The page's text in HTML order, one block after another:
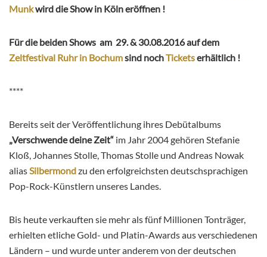
Munkwird die Show in Köln eröffnen !
Für die beiden Shows am 29. & 30.08.2016 auf dem
Zeltfestival Ruhr in Bochumsind nochTicketserhältlich !
****
Bereits seit der Veröffentlichung ihres Debütalbums
„Verschwende deine Zeit“ im Jahr 2004 gehören Stefanie
Kloß, Johannes Stolle, Thomas Stolle und Andreas Nowak
aliasSilbermondzu den erfolgreichsten deutschsprachigen
Pop-Rock-Künstlern unseres Landes.
Bis heute verkauften sie mehr als fünf Millionen Tonträger,
erhielten etliche Gold- und Platin-Awards aus verschiedenen
Ländern – und wurde unter anderem von der deutschen